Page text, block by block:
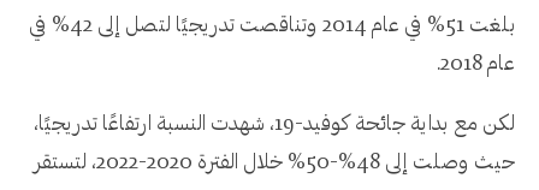
بلغت 51% في عام 2014 وتناقصت تدريجيًا لتصل إلى 42% في
عام 2018.
لكن مع بداية جائحة كوفيد-19، شهدت النسبة ارتفاعًا تدريجيًا،
حيث وصلت إلى 48%-50% خلال الفترة 2020-2022، لتستقر